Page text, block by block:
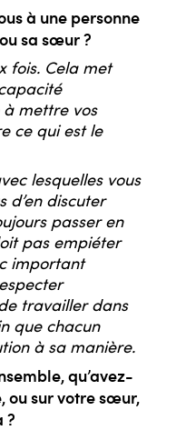
à une personne
sa sœur ?
fois. Cela met
mettre vos
ce qui est le
lesquelles vous
d’en discuter
passer en
pas empiéter
important
travailler dans
que chacun
à sa manière.
qu’avez-
ou sur votre sœur,
?